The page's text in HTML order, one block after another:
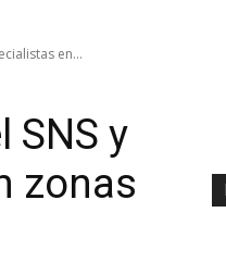
en...
SNS y
zonas